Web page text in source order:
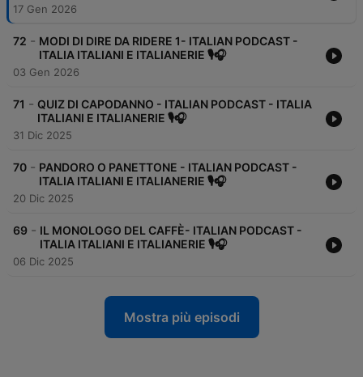
17 Gen 2026
72 - MODI DI DIRE DA RIDERE 1- ITALIAN PODCAST -
ITALIA ITALIANI E ITALIANERIE 🎙🎧
03 Gen 2026
71 - QUIZ DI CAPODANNO - ITALIAN PODCAST - ITALIA
ITALIANI E ITALIANERIE 🎙🎧
31 Dic 2025
70 - PANDORO O PANETTONE - ITALIAN PODCAST -
ITALIA ITALIANI E ITALIANERIE 🎙🎧
20 Dic 2025
69 - IL MONOLOGO DEL CAFFÈ- ITALIAN PODCAST -
ITALIA ITALIANI E ITALIANERIE 🎙🎧
06 Dic 2025
Mostra più episodi